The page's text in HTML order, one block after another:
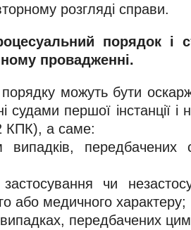
розгляді справи.
порядок і
провадженні.
можуть бути
судами першої інстанції і
КПК), а саме:
випадків, передбачених
чи
або медичного характеру;
випадках, передбачених